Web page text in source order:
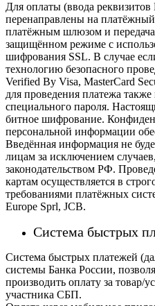
Для оплаты (ввода
перенаправлены на
платёжным шлюзом и
защищённом режиме с
шифрования SSL. В случае
технологию безопасного
Verified By Visa, MasterCard
для проведения платежа
специального пароля.
битное шифрование.
персональной информации
Введённая информация не
лицам за исключением
законодательством РФ.
картам осуществляется в
требованиями платёжных
Europe Sprl, JCB.
Система быстрых
Система быстрых платежей
системы Банка России,
производить оплату за
участника СБП.